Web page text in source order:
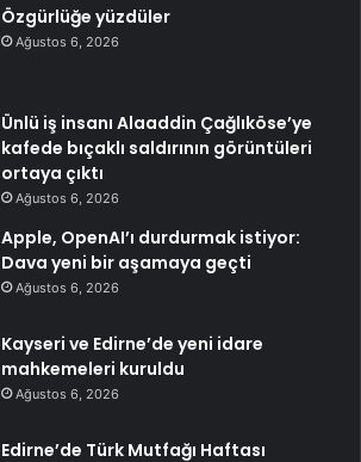
Özgürlüğe yüzdüler
Ağustos 6, 2026
Ünlü iş insanı Alaaddin Çağlıköse’ye
kafede bıçaklı saldırının görüntüleri
ortaya çıktı
Ağustos 6, 2026
Apple, OpenAI’ı durdurmak istiyor:
Dava yeni bir aşamaya geçti
Ağustos 6, 2026
Kayseri ve Edirne’de yeni idare
mahkemeleri kuruldu
Ağustos 6, 2026
Edirne’de Türk Mutfağı Haftası